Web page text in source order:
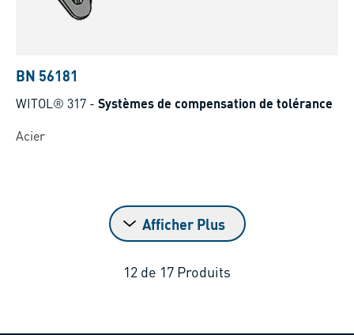
BN 56181
WITOL® 317 - Systèmes de compensation de tolérance
Acier
Afficher Plus
12 de 17 Produits